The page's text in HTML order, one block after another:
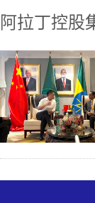
阿拉丁控股